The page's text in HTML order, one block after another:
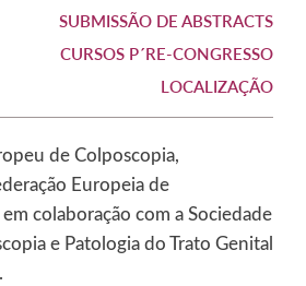
SUBMISSÃO DE ABSTRACTS
CURSOS P´RE-CONGRESSO
LOCALIZAÇÃO
de Colposcopia,
Europeia de
colaboração com a Sociedade
e Patologia do Trato Genital